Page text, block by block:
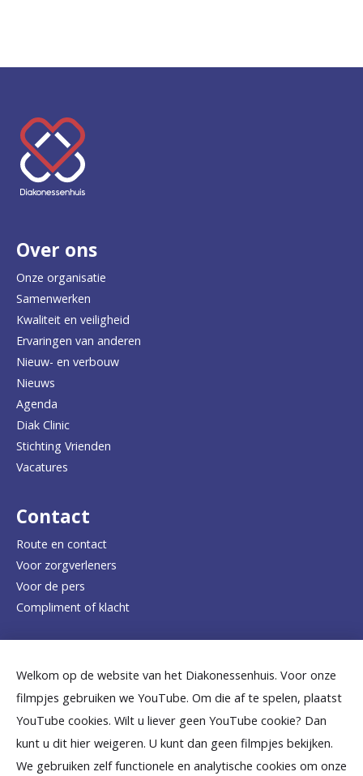
Welkom op de website van het Diakonessenhuis. Voor onze
filmpjes gebruiken we YouTube. Om die af te spelen, plaatst
YouTube cookies. Wilt u liever geen YouTube cookie? Dan
kunt u dit hier weigeren. U kunt dan geen filmpjes bekijken.
We gebruiken zelf functionele en analytische cookies om onze
K
e
e
t
e
r
u
g
n
a
a
d
e
h
o
p
a
g
e
Over ons
Onze organisatie
Samenwerken
Kwaliteit en veiligheid
Ervaringen van anderen
Nieuw- en verbouw
Nieuws
Agenda
Diak Clinic
Stichting Vrienden
Vacatures
Contact
Route en contact
Voor zorgverleners
Voor de pers
Compliment of klacht
Dicht bij jou
B
e
B
e
B
e
B
e
B
e